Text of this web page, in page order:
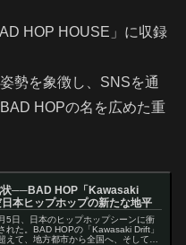
HOP HOUSE」に収録
勢を象徴し、SNSを通
HOPの名を広めた重
状──BAD HOP「Kawasaki
本ヒップホップの新たな地平
5日、日本のヒップホップシーンに衝
れた。BAD HOPの「Kawasaki Drift」
えて、地方都市から全国へ、そして世